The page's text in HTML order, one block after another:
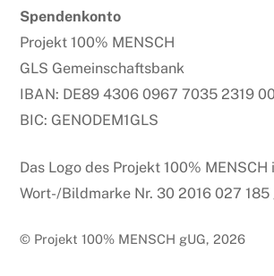
Spendenkonto
Projekt 100% MENSCH
GLS Gemeinschaftsbank
IBAN: DE89 4306 0967 7035 2319 00
BIC: GENODEM1GLS
Das Logo des Projekt 100%
Wort-/Bildmarke Nr. 30 2016 027 185
© Projekt 100% MENSCH gUG, 2026